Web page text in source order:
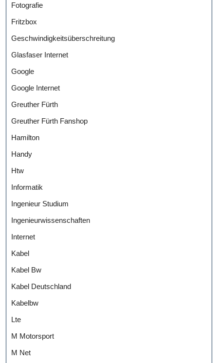
Fotografie
Fritzbox
Geschwindigkeitsüberschreitung
Glasfaser Internet
Google
Google Internet
Greuther Fürth
Greuther Fürth Fanshop
Hamilton
Handy
Htw
Informatik
Ingenieur Studium
Ingenieurwissenschaften
Internet
Kabel
Kabel Bw
Kabel Deutschland
Kabelbw
Lte
M Motorsport
M Net